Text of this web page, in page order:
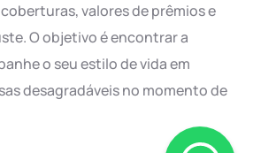
valores de prêmios e
O objetivo é encontrar a
o seu estilo de vida em
desagradáveis no momento de